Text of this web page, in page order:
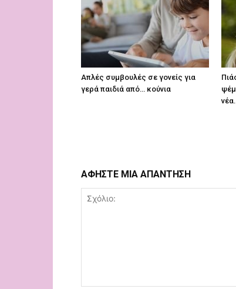
Απλές συμβουλές σε γονείς για
γερά παιδιά από… κούνια
ΑΦΗΣΤΕ ΜΙΑ ΑΠΑΝΤΗΣΗ